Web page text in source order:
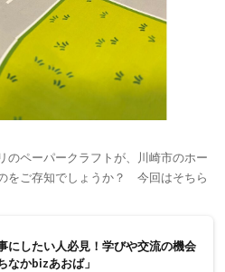
のペーパークラフトが、川崎市のホー
をご存知でしょうか？ 今回はそちら
にしたい人必見！学びや交流の機会
なかbizあおば」